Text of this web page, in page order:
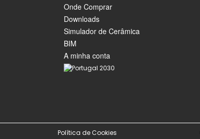
Onde Comprar
Downloads
Simulador de Cerâmica
BIM
A minha conta
Política de Cookies